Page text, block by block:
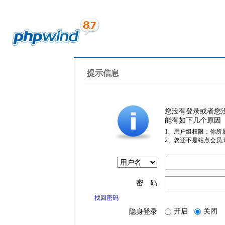
提示信息
您没有登录或者您
能有如下几个原因
1、用户组权限：你所
2、您还不是站点会员
密 码
找回密码
隐身登录 开启 关闭